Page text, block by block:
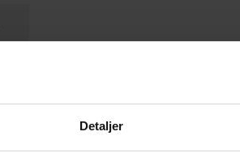
Detaljer